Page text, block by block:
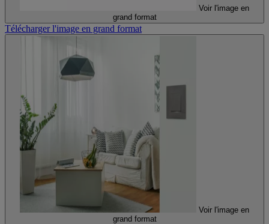
Voir l'image en
grand format
Télécharger l'image en grand format
Voir l'image en
grand format